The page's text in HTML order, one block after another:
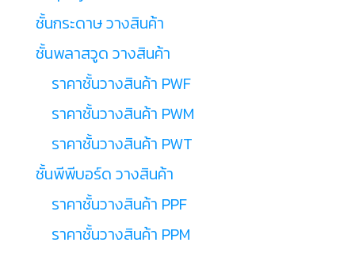
ชั้นกระดาษ วางสินค้า
ชั้นพลาสวูด วางสินค้า
ราคาชั้นวางสินค้า PWF
ราคาชั้นวางสินค้า PWM
ราคาชั้นวางสินค้า PWT
ชั้นพีพีบอร์ด วางสินค้า
ราคาชั้นวางสินค้า PPF
ราคาชั้นวางสินค้า PPM